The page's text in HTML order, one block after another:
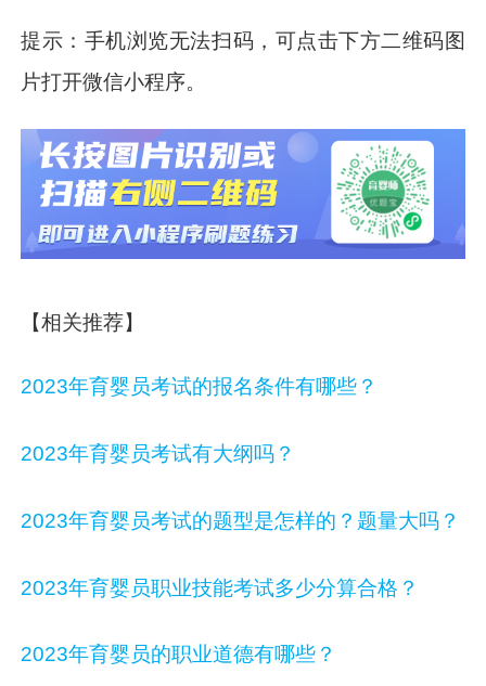
提示：手机浏览无法扫码，可点击下方二维码图
片打开微信小程序。
【相关推荐】
2023年育婴员考试的报名条件有哪些？
2023年育婴员考试有大纲吗？
2023年育婴员考试的题型是怎样的？题量大吗？
2023年育婴员职业技能考试多少分算合格？
2023年育婴员的职业道德有哪些？